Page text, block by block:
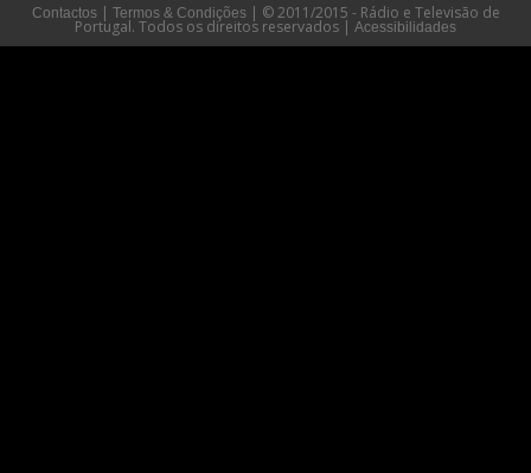
Contactos | Termos & Condições | © 2011/2015 - Rádio e Televisão de
Portugal. Todos os direitos reservados | Acessibilidades